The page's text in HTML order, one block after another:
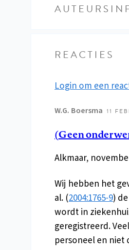
REACTIES
Login om een
W.G. Boersma 11
(Geen
Alkmaar,
Wij hebben het
al. (2004:1765-9)
wordt in
geregistreerd.
personeel en niet